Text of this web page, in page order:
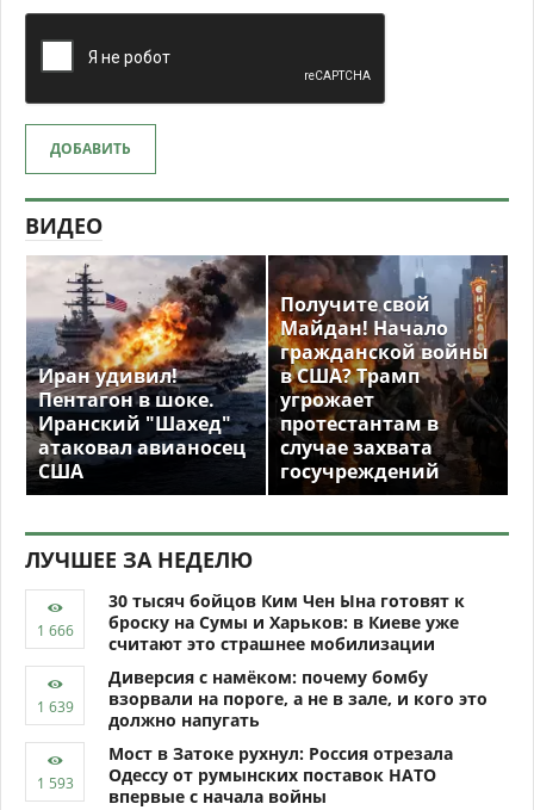
ДОБАВИТЬ
ВИДЕО
Иран удивил!
Пентагон в шоке.
Иранский "Шахед"
атаковал авианосец
США
Получите свой
Майдан! Начало
гражданской войны
в США? Трамп
угрожает
протестантам в
случае захвата
госучреждений
ЛУЧШЕЕ ЗА НЕДЕЛЮ
30 тысяч бойцов Ким Чен Ына готовят к
броску на Сумы и Харьков: в Киеве уже
считают это страшнее мобилизации
Диверсия с намёком: почему бомбу
взорвали на пороге, а не в зале, и кого это
должно напугать
Мост в Затоке рухнул: Россия отрезала
Одессу от румынских поставок НАТО
впервые с начала войны